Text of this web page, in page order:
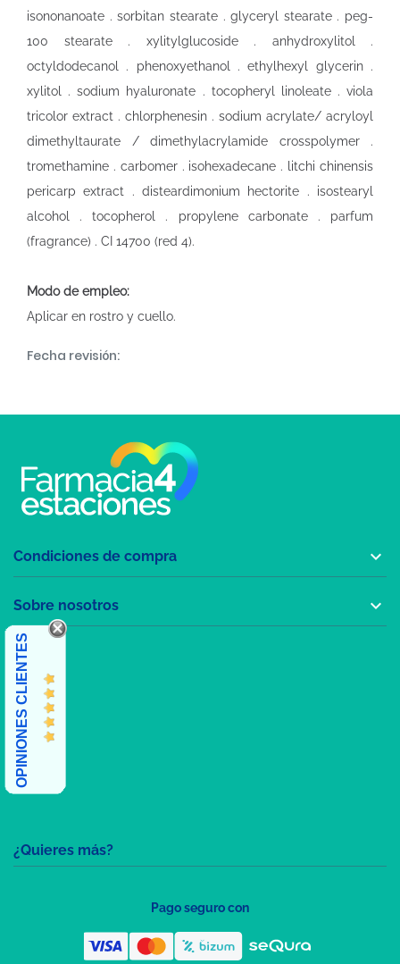
isononanoate . sorbitan stearate . glyceryl stearate . peg-
100 stearate . xylitylglucoside . anhydroxylitol .
octyldodecanol . phenoxyethanol . ethylhexyl glycerin .
xylitol . sodium hyaluronate . tocopheryl linoleate . viola
tricolor extract . chlorphenesin . sodium acrylate/ acryloyl
dimethyltaurate / dimethylacrylamide crosspolymer .
tromethamine . carbomer . isohexadecane . litchi chinensis
pericarp extract . disteardimonium hectorite . isostearyl
alcohol . tocopherol . propylene carbonate . parfum
(fragrance) . CI 14700 (red 4).
Modo de empleo:
Aplicar en rostro y cuello.
Fecha revisión:
¿Quieres más?
Condiciones de compra 
Sobre nosotros 
OPINIONES CLIENTES
Pago seguro con